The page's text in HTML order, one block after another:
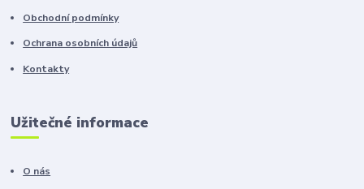
Obchodní podmínky
Ochrana osobních údajů
Kontakty
Užitečné informace
O nás